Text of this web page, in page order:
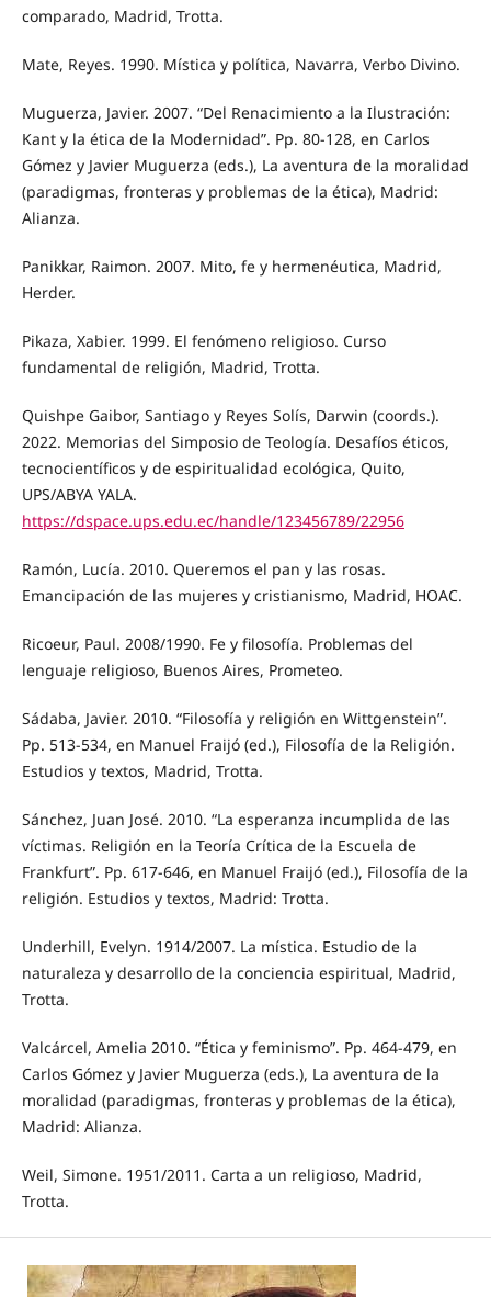
comparado, Madrid, Trotta.
Mate, Reyes. 1990. Mística y política, Navarra, Verbo Divino.
Muguerza, Javier. 2007. “Del Renacimiento a la Ilustración:
Kant y la ética de la Modernidad”. Pp. 80-128, en Carlos
Gómez y Javier Muguerza (eds.), La aventura de la moralidad
(paradigmas, fronteras y problemas de la ética), Madrid:
Alianza.
Panikkar, Raimon. 2007. Mito, fe y hermenéutica, Madrid,
Herder.
Pikaza, Xabier. 1999. El fenómeno religioso. Curso
fundamental de religión, Madrid, Trotta.
Quishpe Gaibor, Santiago y Reyes Solís, Darwin (coords.).
2022. Memorias del Simposio de Teología. Desafíos éticos,
tecnocientíficos y de espiritualidad ecológica, Quito,
UPS/ABYA YALA.
https://dspace.ups.edu.ec/handle/123456789/22956
Ramón, Lucía. 2010. Queremos el pan y las rosas.
Emancipación de las mujeres y cristianismo, Madrid, HOAC.
Ricoeur, Paul. 2008/1990. Fe y filosofía. Problemas del
lenguaje religioso, Buenos Aires, Prometeo.
Sádaba, Javier. 2010. “Filosofía y religión en Wittgenstein”.
Pp. 513-534, en Manuel Fraijó (ed.), Filosofía de la Religión.
Estudios y textos, Madrid, Trotta.
Sánchez, Juan José. 2010. “La esperanza incumplida de las
víctimas. Religión en la Teoría Crítica de la Escuela de
Frankfurt”. Pp. 617-646, en Manuel Fraijó (ed.), Filosofía de la
religión. Estudios y textos, Madrid: Trotta.
Underhill, Evelyn. 1914/2007. La mística. Estudio de la
naturaleza y desarrollo de la conciencia espiritual, Madrid,
Trotta.
Valcárcel, Amelia 2010. “Ética y feminismo”. Pp. 464-479, en
Carlos Gómez y Javier Muguerza (eds.), La aventura de la
moralidad (paradigmas, fronteras y problemas de la ética),
Madrid: Alianza.
Weil, Simone. 1951/2011. Carta a un religioso, Madrid,
Trotta.